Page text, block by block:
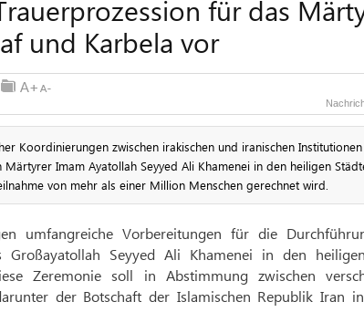
für das
und Karbela vor
Koordinierungen zwischen irakischen und iranischen
Imam Ayatollah Seyyed Ali Khamenei in den heiligen
von mehr als einer Million Menschen gerechnet wird.
umfangreiche Vorbereitungen für die
Großayatollah Seyyed Ali Khamenei in den
Zeremonie soll in Abstimmung zwischen
der Botschaft der Islamischen Republik Iran